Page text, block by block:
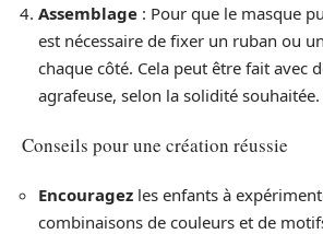
Assemblage : Pour que le masque
est nécessaire de fixer un ruban ou
chaque côté. Cela peut être fait avec
agrafeuse, selon la solidité souhaitée.
Conseils pour une création réussie
Encouragez les enfants à
combinaisons de couleurs et de